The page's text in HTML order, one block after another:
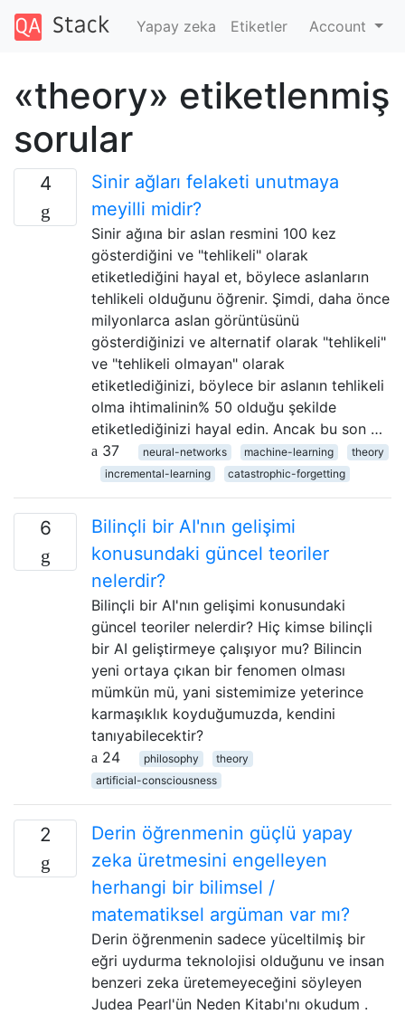
Yapay zeka Etiketler Account
«theory» etiketlenmiş
sorular
4
Sinir ağları felaketi unutmaya
meyilli midir?
Sinir ağına bir aslan resmini 100 kez
gösterdiğini ve "tehlikeli" olarak
etiketlediğini hayal et, böylece aslanların
tehlikeli olduğunu öğrenir. Şimdi, daha önce
milyonlarca aslan görüntüsünü
gösterdiğinizi ve alternatif olarak "tehlikeli"
ve "tehlikeli olmayan" olarak
etiketlediğinizi, böylece bir aslanın tehlikeli
olma ihtimalinin% 50 olduğu şekilde
etiketlediğinizi hayal edin. Ancak bu son …
37
neural-networks machine-learning
theory
incremental-learning
catastrophic-forgetting
6
Bilinçli bir AI'nın gelişimi
konusundaki güncel teoriler
nelerdir?
Bilinçli bir AI'nın gelişimi konusundaki
güncel teoriler nelerdir? Hiç kimse bilinçli
bir AI geliştirmeye çalışıyor mu? Bilincin
yeni ortaya çıkan bir fenomen olması
mümkün mü, yani sistemimize yeterince
karmaşıklık koyduğumuzda, kendini
tanıyabilecektir?
24
philosophy
theory
artificial-consciousness
2
Derin öğrenmenin güçlü yapay
zeka üretmesini engelleyen
herhangi bir bilimsel /
matematiksel argüman var mı?
Derin öğrenmenin sadece yüceltilmiş bir
eğri uydurma teknolojisi olduğunu ve insan
benzeri zeka üretemeyeceğini söyleyen
Judea Pearl'ün Neden Kitabı'nı okudum .